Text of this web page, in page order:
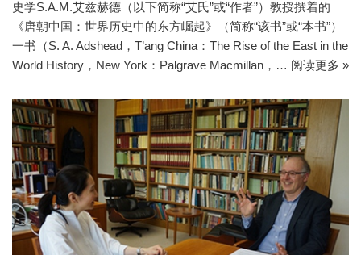
史学S.A.M.艾兹赫德（以下简称“艾氏”或“作者”）教授撰着的
《唐朝中国：世界历史中的东方崛起》（简称“该书”或“本书”）
一书（S. A. Adshead，T’ang China：The Rise of the East in the
World History，New York：Palgrave Macmillan，… 阅读更多 »